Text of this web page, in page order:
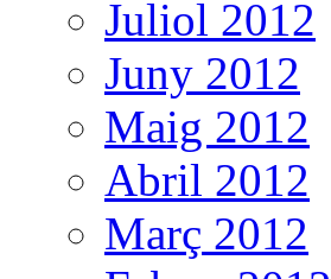
Juliol 2012
Juny 2012
Maig 2012
Abril 2012
Març 2012